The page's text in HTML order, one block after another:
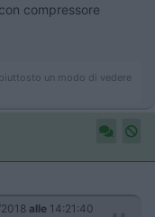
compressore
un modo di vedere
alle 14:21:40